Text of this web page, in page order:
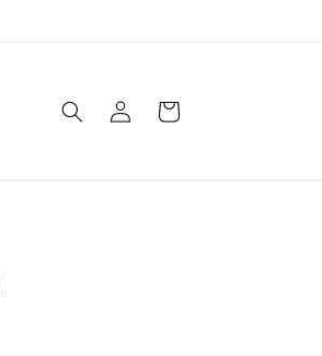
Accedi Carrello